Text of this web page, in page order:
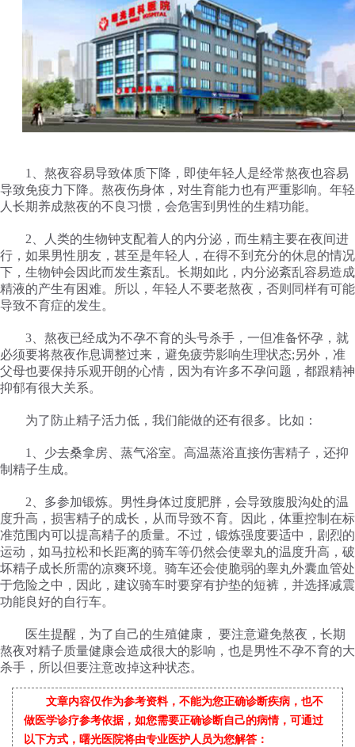
1、熬夜容易导致体质下降，即使年轻人是经常熬夜也容易
导致免疫力下降。熬夜伤身体，对生育能力也有严重影响。年轻
人长期养成熬夜的不良习惯，会危害到男性的生精功能。
2、人类的生物钟支配着人的内分泌，而生精主要在夜间进
行，如果男性朋友，甚至是年轻人，在得不到充分的休息的情况
下，生物钟会因此而发生紊乱。长期如此，内分泌紊乱容易造成
精液的产生有困难。所以，年轻人不要老熬夜，否则同样有可能
导致不育症的发生。
3、熬夜已经成为不孕不育的头号杀手，一但准备怀孕，就
必须要将熬夜作息调整过来，避免疲劳影响生理状态;另外，准
父母也要保持乐观开朗的心情，因为有许多不孕问题，都跟精神
抑郁有很大关系。
为了防止精子活力低，我们能做的还有很多。比如：
1、少去桑拿房、蒸气浴室。高温蒸浴直接伤害精子，还抑
制精子生成。
2、多参加锻炼。男性身体过度肥胖，会导致腹股沟处的温
度升高，损害精子的成长，从而导致不育。因此，体重控制在标
准范围内可以提高精子的质量。不过，锻炼强度要适中，剧烈的
运动，如马拉松和长距离的骑车等仍然会使睾丸的温度升高，破
坏精子成长所需的凉爽环境。骑车还会使脆弱的睾丸外囊血管处
于危险之中，因此，建议骑车时要穿有护垫的短裤，并选择减震
功能良好的自行车。
医生提醒，为了自己的生殖健康， 要注意避免熬夜，长期
熬夜对精子质量健康会造成很大的影响，也是男性不孕不育的大
杀手，所以但要注意改掉这种状态。
文章内容仅作为参考资料，不能为您正确诊断疾病，也不
做医学诊疗参考依据，如您需要正确诊断自己的病情，可通过
以下方式，曙光医院将由专业医护人员为您解答：